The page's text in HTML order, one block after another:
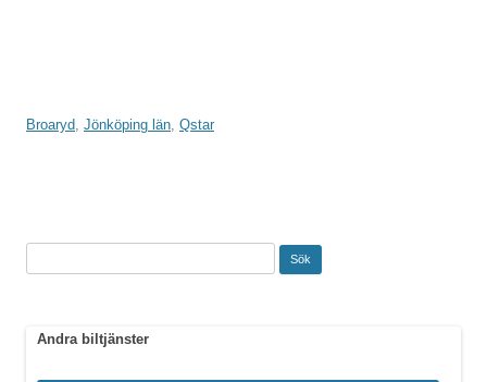
Broaryd, Jönköping län, Qstar
Andra biltjänster